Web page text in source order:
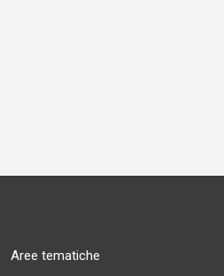
Aree tematiche